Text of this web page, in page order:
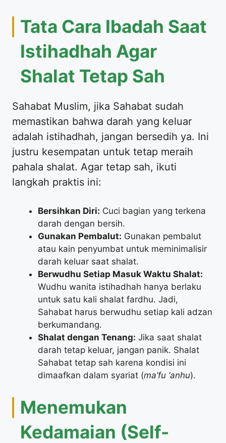
​Tata Cara Ibadah Saat
Istihadhah Agar
Shalat Tetap Sah
​Sahabat Muslim, jika Sahabat sudah
memastikan bahwa darah yang keluar
adalah istihadhah, jangan bersedih ya. Ini
justru kesempatan untuk tetap meraih
pahala shalat. Agar tetap sah, ikuti
langkah praktis ini:
Bersihkan Diri: Cuci bagian yang terkena
darah dengan bersih.
Gunakan Pembalut: Gunakan pembalut
atau kain penyumbat untuk meminimalisir
darah keluar saat shalat.
Berwudhu Setiap Masuk Waktu Shalat:
Wudhu wanita istihadhah hanya berlaku
untuk satu kali shalat fardhu. Jadi,
Sahabat harus berwudhu setiap kali adzan
berkumandang.
Shalat dengan Tenang: Jika saat shalat
darah tetap keluar, jangan panik. Shalat
Sahabat tetap sah karena kondisi ini
dimaafkan dalam syariat (ma’fu ‘anhu).
​Menemukan
Kedamaian (Self-